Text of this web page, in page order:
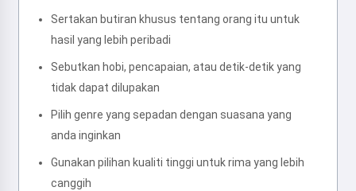
Sertakan butiran khusus tentang orang itu untuk
hasil yang lebih peribadi
Sebutkan hobi, pencapaian, atau detik-detik yang
tidak dapat dilupakan
Pilih genre yang sepadan dengan suasana yang
anda inginkan
Gunakan pilihan kualiti tinggi untuk rima yang lebih
canggih